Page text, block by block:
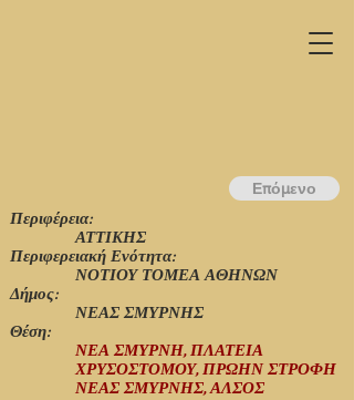
Περιφέρεια:
ΝΟΤΙΟΥ ΤΟΜΕΑ ΑΘΗΝΩΝ
ΑΤΤΙΚΗΣ
Περιφερειακή Ενότητα:
ΝΕΑΣ ΣΜΥΡΝΗΣ
Δήμος:
Θέση:
ΝΕΑ ΣΜΥΡΝΗ, ΠΛΑΤΕΙΑ
ΧΡΥΣΟΣΤΟΜΟΥ, ΠΡΩΗΝ ΣΤΡΟΦΗ
ΝΕΑΣ ΣΜΥΡΝΗΣ, ΑΛΣΟΣ
Επόμενο